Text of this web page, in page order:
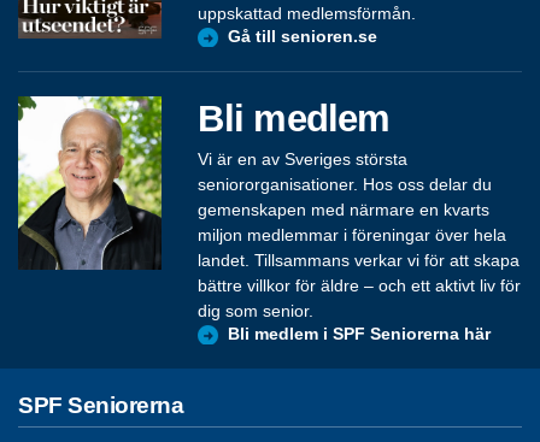
uppskattad medlemsförmån.
Gå till senioren.se
Bli medlem
Vi är en av Sveriges största
seniororganisationer. Hos oss delar du
gemenskapen med närmare en kvarts
miljon medlemmar i föreningar över hela
landet. Tillsammans verkar vi för att skapa
bättre villkor för äldre – och ett aktivt liv för
dig som senior.
Bli medlem i SPF Seniorerna här
SPF Seniorerna